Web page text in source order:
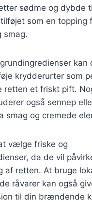
sødme og dybde
som en topping
smag.
kan
krydderurter som
retten et friskt pift.
også sennep
smag og cremede
vælge friske og
da de vil
af retten. At bruge
råvarer kan også
til din brændende